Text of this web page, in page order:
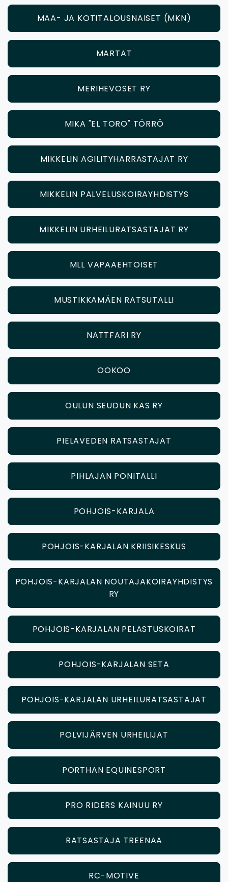
MAA- JA KOTITALOUSNAISET (MKN)
MARTAT
MERIHEVOSET RY
MIKA "EL TORO" TÖRRÖ
MIKKELIN AGILITYHARRASTAJAT RY
MIKKELIN PALVELUSKOIRAYHDISTYS
MIKKELIN URHEILURATSASTAJAT RY
MLL VAPAAEHTOISET
MUSTIKKAMÄEN RATSUTALLI
NATTFARI RY
OOKOO
OULUN SEUDUN KAS RY
PIELAVEDEN RATSASTAJAT
PIHLAJAN PONITALLI
POHJOIS-KARJALA
POHJOIS-KARJALAN KRIISIKESKUS
POHJOIS-KARJALAN NOUTAJAKOIRAYHDISTYS
RY
POHJOIS-KARJALAN PELASTUSKOIRAT
POHJOIS-KARJALAN SETA
POHJOIS-KARJALAN URHEILURATSASTAJAT
POLVIJÄRVEN URHEILIJAT
PORTHAN EQUINESPORT
PRO RIDERS KAINUU RY
RATSASTAJA TREENAA
RC-MOTIVE